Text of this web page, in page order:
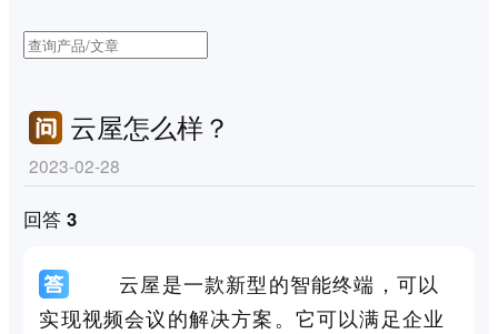
云屋怎么样？
2023-02-28
回答 3
云屋是一款新型的智能终端，可以
实现视频会议的解决方案。它可以满足企业